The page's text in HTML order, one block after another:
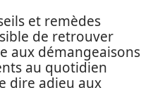
et remèdes
de retrouver
aux démangeaisons
au quotidien
dire adieu aux